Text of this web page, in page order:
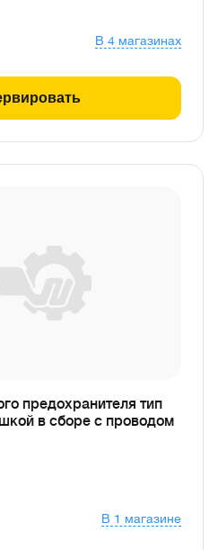
В 4 магазинах
предохранителя тип
в сборе с проводом
В 1 магазине